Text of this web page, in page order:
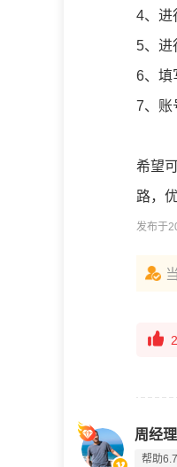
4、进
5、进
6、填
7、账
希望
路，
发布于
2
周经理
帮助